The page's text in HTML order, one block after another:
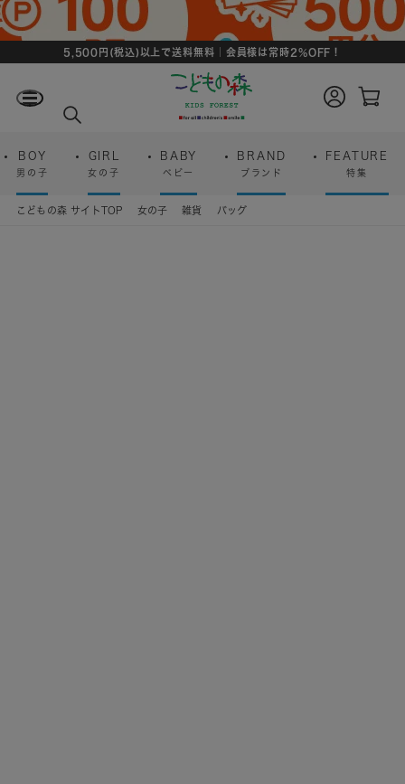
5,500円(税込)以上で送料無料｜会員様は常時2%OFF！
ジ
BOY
男の子
GIRL
女の子
BABY
ベビー
BRAND
ブランド
FEATURE
特集
こどもの森 サイトTOP 女の子 雑貨 バッグ